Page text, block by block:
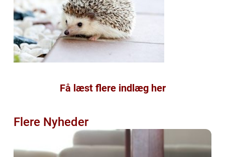
Få læst flere indlæg her
Flere Nyheder